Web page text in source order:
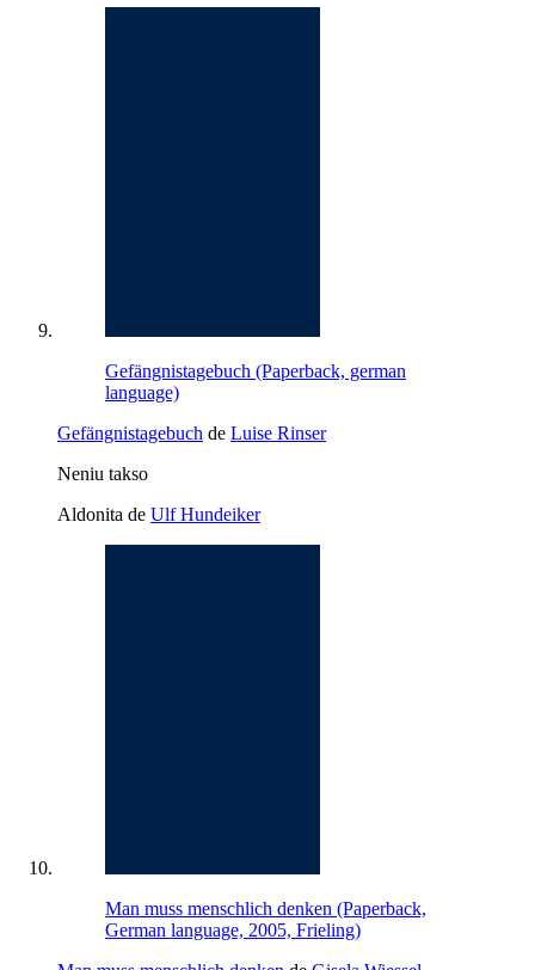
Gefängnistagebuch (Paperback, german
language)
Gefängnistagebuch de Luise Rinser
Neniu takso
Aldonita de Ulf Hundeiker
Man muss menschlich denken (Paperback,
German language, 2005, Frieling)